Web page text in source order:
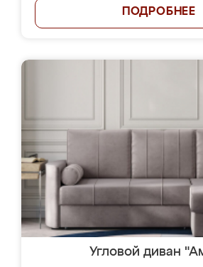
ПОДРОБНЕЕ
Угловой диван